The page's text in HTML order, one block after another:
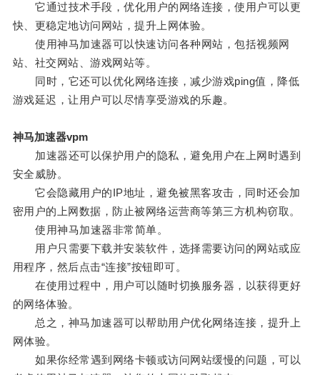
它通过技术手段，优化用户的网络连接，使用户可以更
快、更稳定地访问网站，提升上网体验。
使用神马加速器可以快速访问各种网站，包括视频网
站、社交网站、游戏网站等。
同时，它还可以优化网络连接，减少游戏ping值，降低
游戏延迟，让用户可以尽情享受游戏的乐趣。
神马加速器vpm
加速器还可以保护用户的隐私，避免用户在上网时遇到
安全威胁。
它会隐藏用户的IP地址，避免被黑客攻击，同时还会加
密用户的上网数据，防止被网络运营商等第三方机构窃取。
使用神马加速器非常简单。
用户只需要下载并安装软件，选择需要访问的网站或应
用程序，然后点击“连接”按钮即可。
在使用过程中，用户可以随时切换服务器，以获得更好
的网络体验。
总之，神马加速器可以帮助用户优化网络连接，提升上
网体验。
如果你经常遇到网络卡顿或访问网站缓慢的问题，可以